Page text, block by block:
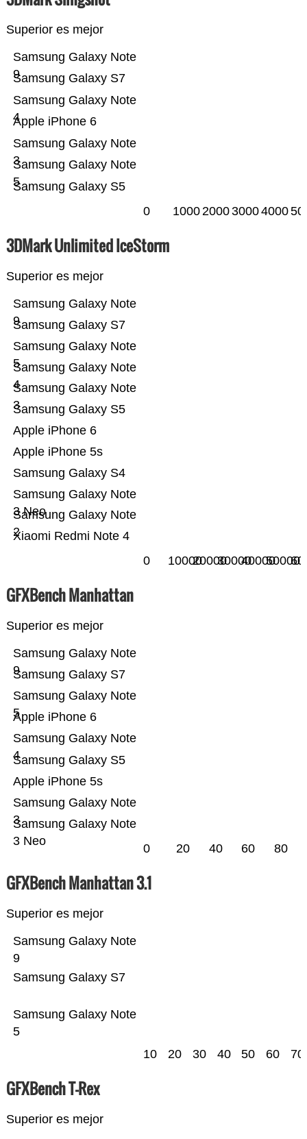
Superior es mejor
Samsung Galaxy S5
Samsung Galaxy Note
5
Samsung Galaxy Note
3
Apple iPhone 6
Samsung Galaxy Note
4
Samsung Galaxy S7
Samsung Galaxy Note
9
0 1000200030004000
3DMark Unlimited IceStorm
Superior es mejor
Xiaomi Redmi Note 4
Samsung Galaxy Note
2
Samsung Galaxy Note
3 Neo
Samsung Galaxy S4
Apple iPhone 5s
Apple iPhone 6
Samsung Galaxy S5
Samsung Galaxy Note
3
Samsung Galaxy Note
4
Samsung Galaxy Note
5
Samsung Galaxy S7
Samsung Galaxy Note
9
0 1000020000300004000050000
GFXBench Manhattan
Superior es mejor
Samsung Galaxy Note
3 Neo
Samsung Galaxy Note
3
Apple iPhone 5s
Samsung Galaxy S5
Samsung Galaxy Note
4
Apple iPhone 6
Samsung Galaxy Note
5
Samsung Galaxy S7
Samsung Galaxy Note
9
0 20 40 60 80
GFXBench Manhattan 3.1
Superior es mejor
Samsung Galaxy Note
5
Samsung Galaxy S7
Samsung Galaxy Note
9
10 20 30 40 50 60 70
GFXBench T-Rex
Superior es mejor